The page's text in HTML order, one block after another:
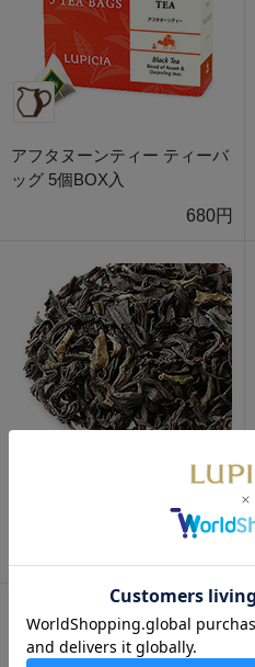
アフタヌーンティー ティーバ
ッグ 5個BOX入
680円
アフタヌーンティー 50g 袋入